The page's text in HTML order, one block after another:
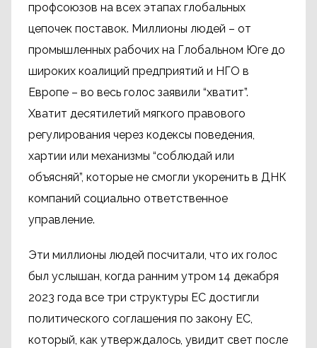
профсоюзов на всех этапах глобальных
цепочек поставок. Миллионы людей – от
промышленных рабочих на Глобальном Юге до
широких коалиций предприятий и НГО в
Европе – во весь голос заявили “хватит”.
Хватит десятилетий мягкого правового
регулирования через кодексы поведения,
хартии или механизмы “соблюдай или
объясняй”, которые не смогли укоренить в ДНК
компаний социально ответственное
управление.
Эти миллионы людей посчитали, что их голос
был услышан, когда ранним утром 14 декабря
2023 года все три структуры ЕС достигли
политического соглашения по закону ЕС,
который, как утверждалось, увидит свет после